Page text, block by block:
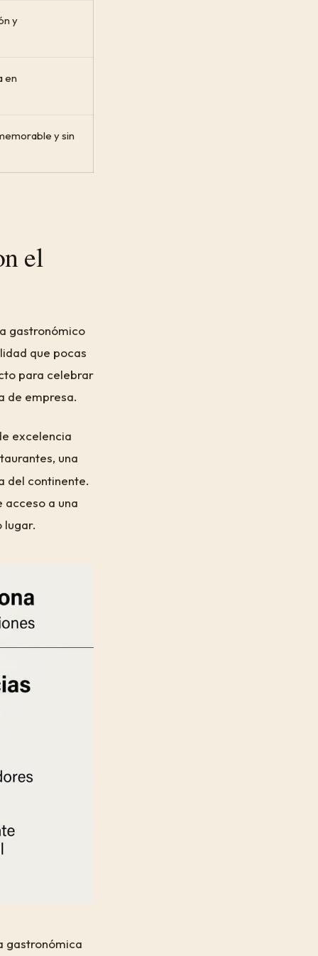
y
en
y sin
el
gastronómico
que pocas
para celebrar
de empresa.
excelencia
una
del continente.
acceso a una
lugar.
gastronómica